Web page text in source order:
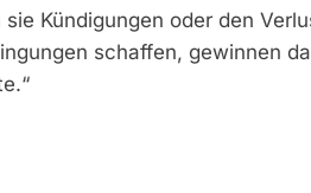
Kündigungen oder den
schaffen, gewinnen